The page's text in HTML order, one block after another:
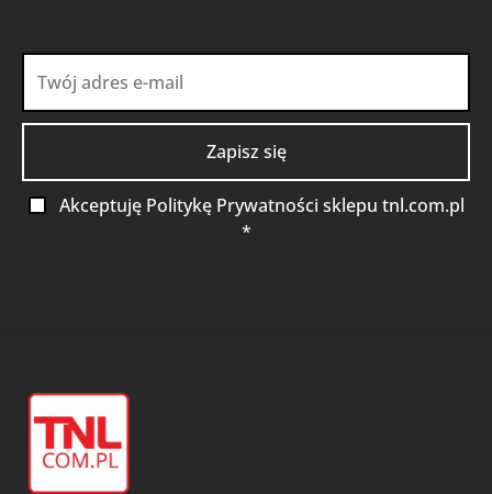
Akceptuję Politykę Prywatności sklepu tnl.com.pl
*